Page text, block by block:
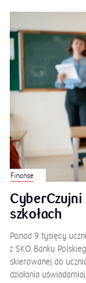
Finanse
szkołach
Ponad 9 tysięcy
z SKO Banku
skierowanej do
działania